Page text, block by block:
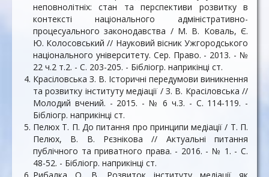
неповнолітніх: стан та перспективи розвитку в
контексті національного адміністративно-
процесуального законодавства / М. В. Коваль, Є.
Ю. Колосовський // Науковий вісник Ужгородського
національного університету. Сер. Право. - 2013. - №
22 ч.2 т.2. - С. 203-205. - Бібліогр. наприкінці ст.
Красіловська З. В. Історичні передумови виникнення
та розвитку інституту медіації / З. В. Красіловська //
Молодий вчений. - 2015. - № 6 ч.3. - С. 114-119. -
Бібліогр. наприкінці ст.
Пелюх Т. П. До питання про принципи медіації / Т. П.
Пелюх, В. В. Рєзнікова // Актуальні питання
публічного та приватного права. - 2016. - № 1. - С.
48-52. - Бібліогр. наприкінці ст.